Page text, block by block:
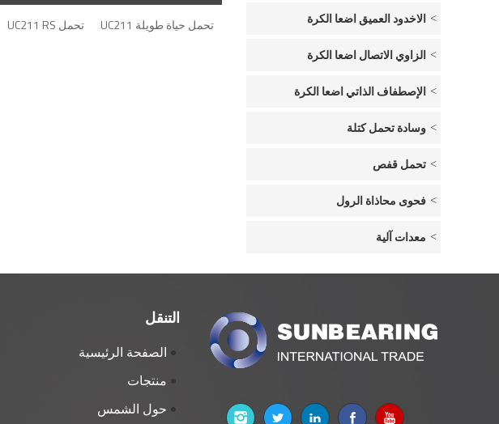
الاخدود العميق اضعا الكرة
الزاوي الاتصال اضعا الكرة
الإصطفاف الذاتي اضعا الكرة
وسادة تحمل كتلة
تحمل قفص
فحوى محاذاة الرول
معدات آلية
تحمل حياة طويلة UC211 تحمل UC211 RS
التنقل
الصفحة الرئيسية
منتجات
حول الشمس